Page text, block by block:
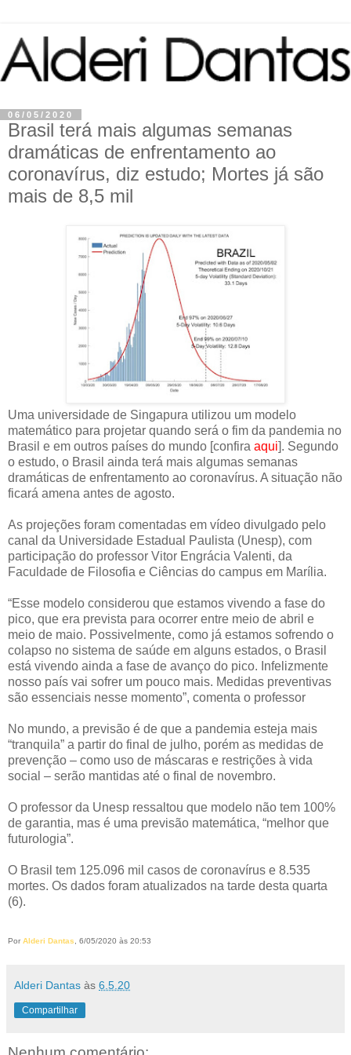
06/05/2020
Brasil terá mais algumas semanas
dramáticas de enfrentamento ao
coronavírus, diz estudo; Mortes já são
mais de 8,5 mil
Uma universidade de Singapura utilizou um modelo
matemático para projetar quando será o fim da pandemia no
Brasil e em outros países do mundo [confira aqui]. Segundo
o estudo, o Brasil ainda terá mais algumas semanas
dramáticas de enfrentamento ao coronavírus. A situação não
ficará amena antes de agosto.
As projeções foram comentadas em vídeo divulgado pelo
canal da Universidade Estadual Paulista (Unesp), com
participação do professor Vitor Engrácia Valenti, da
Faculdade de Filosofia e Ciências do campus em Marília.
“Esse modelo considerou que estamos vivendo a fase do
pico, que era prevista para ocorrer entre meio de abril e
meio de maio. Possivelmente, como já estamos sofrendo o
colapso no sistema de saúde em alguns estados, o Brasil
está vivendo ainda a fase de avanço do pico. Infelizmente
nosso país vai sofrer um pouco mais. Medidas preventivas
são essenciais nesse momento”, comenta o professor
No mundo, a previsão é de que a pandemia esteja mais
“tranquila” a partir do final de julho, porém as medidas de
prevenção – como uso de máscaras e restrições à vida
social – serão mantidas até o final de novembro.
O professor da Unesp ressaltou que modelo não tem 100%
de garantia, mas é uma previsão matemática, “melhor que
futurologia”.
O Brasil tem 125.096 mil casos de coronavírus e 8.535
mortes. Os dados foram atualizados na tarde desta quarta
(6).
Por Alderi Dantas, 6/05/2020 às 20:53
Alderi Dantas às 6.5.20
Compartilhar